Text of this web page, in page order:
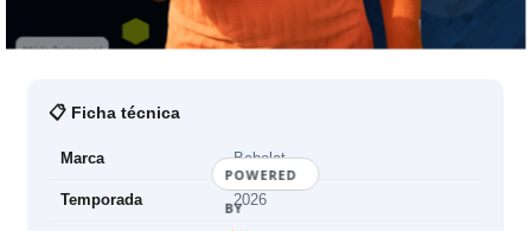
Technical Viper Juan Lebrón 2026
; si buscas aún más
nobleza, la
Veron Juan Lebrón 3.0 2026.
📋 Ficha técnica
Marca Babolat
Temporada 2026
POWERED
BY